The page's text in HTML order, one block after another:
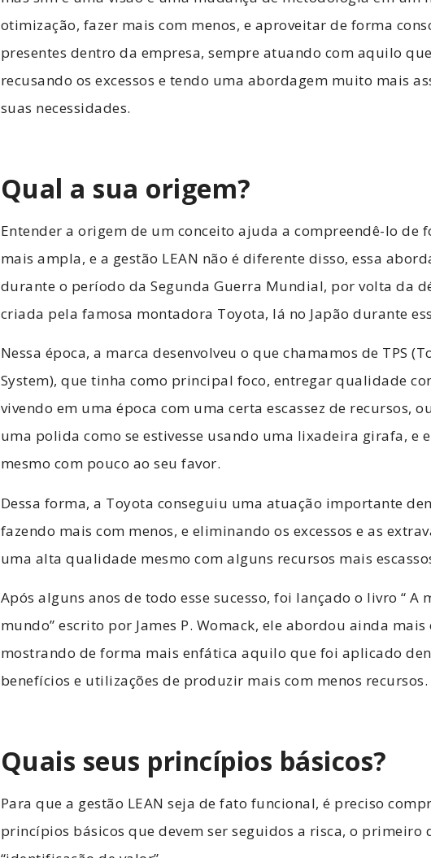
otimização, fazer mais com menos, e aproveitar de forma
presentes dentro da empresa, sempre atuando com aquilo
recusando os excessos e tendo uma abordagem muito mais
suas necessidades.
Qual a sua origem?
Entender a origem de um conceito ajuda a compreendê-lo de
mais ampla, e a gestão LEAN não é diferente disso, essa
durante o período da Segunda Guerra Mundial, por volta da
criada pela famosa montadora Toyota, lá no Japão durante
Nessa época, a marca desenvolveu o que chamamos de TPS
System), que tinha como principal foco, entregar qualidade
vivendo em uma época com uma certa escassez de recursos,
uma polida como se estivesse usando uma lixadeira girafa, e
mesmo com pouco ao seu favor.
Dessa forma, a Toyota conseguiu uma atuação importante
fazendo mais com menos, e eliminando os excessos e as
uma alta qualidade mesmo com alguns recursos mais
Após alguns anos de todo esse sucesso, foi lançado o livro “
mundo” escrito por James P. Womack, ele abordou ainda mais
mostrando de forma mais enfática aquilo que foi aplicado
benefícios e utilizações de produzir mais com menos recursos.
Quais seus princípios básicos?
Para que a gestão LEAN seja de fato funcional, é preciso
princípios básicos que devem ser seguidos a risca, o primeiro